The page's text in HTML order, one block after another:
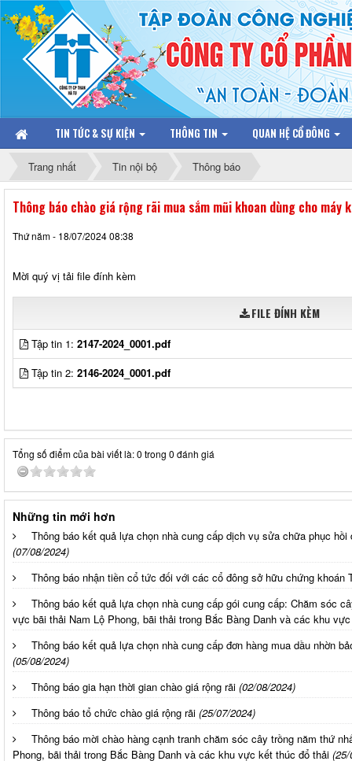
TIN TỨC & SỰ KIỆN THÔNG TIN QUAN HỆ CỔ ĐÔNG
Trang nhất Tin nội bộ Thông báo
Thông báo chào giá rộng rãi mua sắm mũi khoan dùng cho máy
Thứ năm - 18/07/2024 08:38
Mời quý vị tải file đính kèm
FILE ĐÍNH KÈM
Tập tin 1: 2147-2024_0001.pdf
Tập tin 2: 2146-2024_0001.pdf
Tổng số điểm của bài viết là: 0 trong 0 đánh giá
Những tin mới hơn
Thông báo kết quả lựa chọn nhà cung cấp dịch vụ sửa chữa phục
(07/08/2024)
Thông báo nhận tiền cổ tức đối với các cổ đông sở hữu chứng khoán
Thông báo kết quả lựa chọn nhà cung cấp gói cung cấp: Chăm sóc
vực bãi thải Nam Lộ Phong, bãi thải trong Bắc Bàng Danh và các khu
Thông báo kết quả lựa chọn nhà cung cấp đơn hàng mua dầu nhờn
(05/08/2024)
Thông báo gia hạn thời gian chào giá rộng rãi (02/08/2024)
Thông báo tổ chức chào giá rộng rãi (25/07/2024)
Thông báo mời chào hàng cạnh tranh chăm sóc cây trồng năm thứ
Phong, bãi thải trong Bắc Bàng Danh và các khu vực kết thúc đổ thải